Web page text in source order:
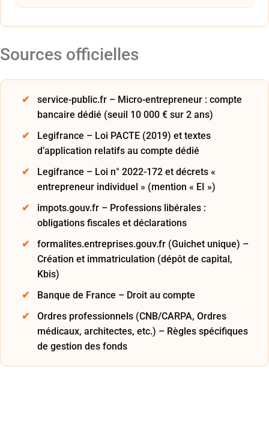
Sources officielles
service-public.fr – Micro-entrepreneur : compte
bancaire dédié (seuil 10 000 € sur 2 ans)
Legifrance – Loi PACTE (2019) et textes
d’application relatifs au compte dédié
Legifrance – Loi n° 2022-172 et décrets «
entrepreneur individuel » (mention « EI »)
impots.gouv.fr – Professions libérales :
obligations fiscales et déclarations
formalites.entreprises.gouv.fr (Guichet unique) –
Création et immatriculation (dépôt de capital,
Kbis)
Banque de France – Droit au compte
Ordres professionnels (CNB/CARPA, Ordres
médicaux, architectes, etc.) – Règles spécifiques
de gestion des fonds